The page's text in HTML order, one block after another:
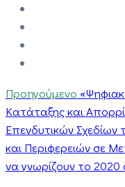
Προηγούμενο
Κατάταξης και
Επενδυτικών
και Περιφερειών σε
να γνωρίζουν το 2020